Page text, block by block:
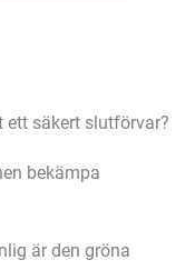
ett säkert slutförvar?
bekämpa
är den gröna